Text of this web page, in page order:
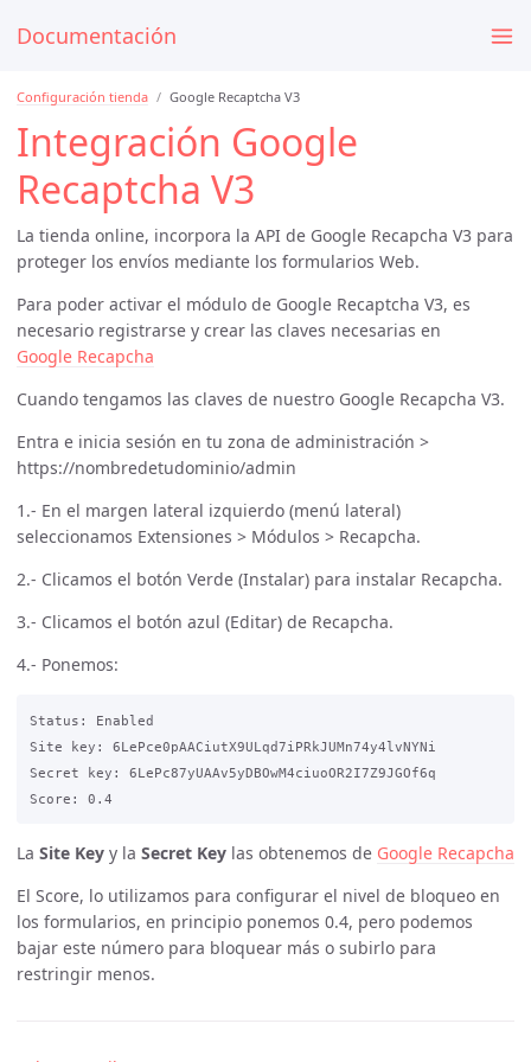
Documentación
Configuración tienda Google Recaptcha V3
Integración Google
Recaptcha V3
La tienda online, incorpora la API de Google Recapcha V3 para
proteger los envíos mediante los formularios Web.
Para poder activar el módulo de Google Recaptcha V3, es
necesario registrarse y crear las claves necesarias en
Google Recapcha
Cuando tengamos las claves de nuestro Google Recapcha V3.
Entra e inicia sesión en tu zona de administración >
https://nombredetudominio/admin
1.- En el margen lateral izquierdo (menú lateral)
seleccionamos Extensiones > Módulos > Recapcha.
2.- Clicamos el botón Verde (Instalar) para instalar Recapcha.
3.- Clicamos el botón azul (Editar) de Recapcha.
4.- Ponemos:
Status: Enabled
Site key: 6LePce0pAACiutX9ULqd7iPRkJUMn74y4lvNYNi
Secret key: 6LePc87yUAAv5yDBOwM4ciuoOR2I7Z9JGOf6q
La Site Key y la Secret Key las obtenemos de Google Recapcha
El Score, lo utilizamos para configurar el nivel de bloqueo en
los formularios, en principio ponemos 0.4, pero podemos
bajar este número para bloquear más o subirlo para
restringir menos.